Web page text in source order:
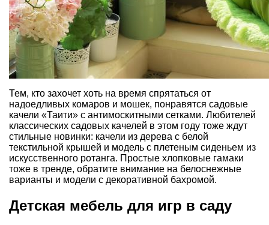
Тем, кто захочет хоть на время спрятаться от
надоедливых комаров и мошек, понравятся садовые
качели «Таити» с антимоскитными сетками. Любителей
классических садовых качелей в этом году тоже ждут
стильные новинки: качели из дерева с белой
текстильной крышей и модель с плетеным сиденьем из
искусственного ротанга. Простые хлопковые гамаки
тоже в тренде, обратите внимание на белоснежные
варианты и модели с декоративной бахромой.
Детская мебель для игр в саду